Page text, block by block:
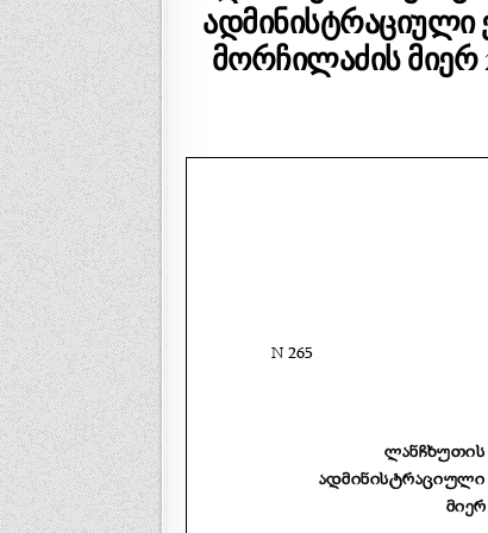
ადმინისტრაციული
მორჩილაძის მიერ